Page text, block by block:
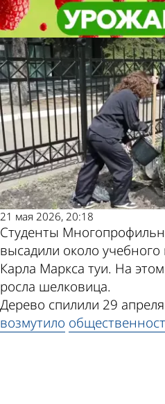
В Пензе на
шелковицы
Из жизни
21 мая 2026, 20:18
Студенты
высадили около
Карла Маркса туи. На
росла шелковица.
Дерево спилили 29
возмутило
В Пензе на
шелковицы
Из жизни
Другие
по теме
Погода и
валют в